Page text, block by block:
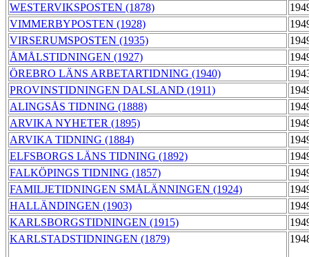
WESTERVIKSPOSTEN (1878)
VIMMERBYPOSTEN (1928)
VIRSERUMSPOSTEN (1935)
ÅMÅLSTIDNINGEN (1927)
ÖREBRO LÄNS ARBETARTIDNING (1940)
PROVINSTIDNINGEN DALSLAND (1911)
ALINGSÅS TIDNING (1888)
ARVIKA NYHETER (1895)
ARVIKA TIDNING (1884)
ELFSBORGS LÄNS TIDNING (1892)
FALKÖPINGS TIDNING (1857)
FAMILJETIDNINGEN SMÅLÄNNINGEN (1924)
HALLÄNDINGEN (1903)
KARLSBORGSTIDNINGEN (1915)
KARLSTADSTIDNINGEN (1879)